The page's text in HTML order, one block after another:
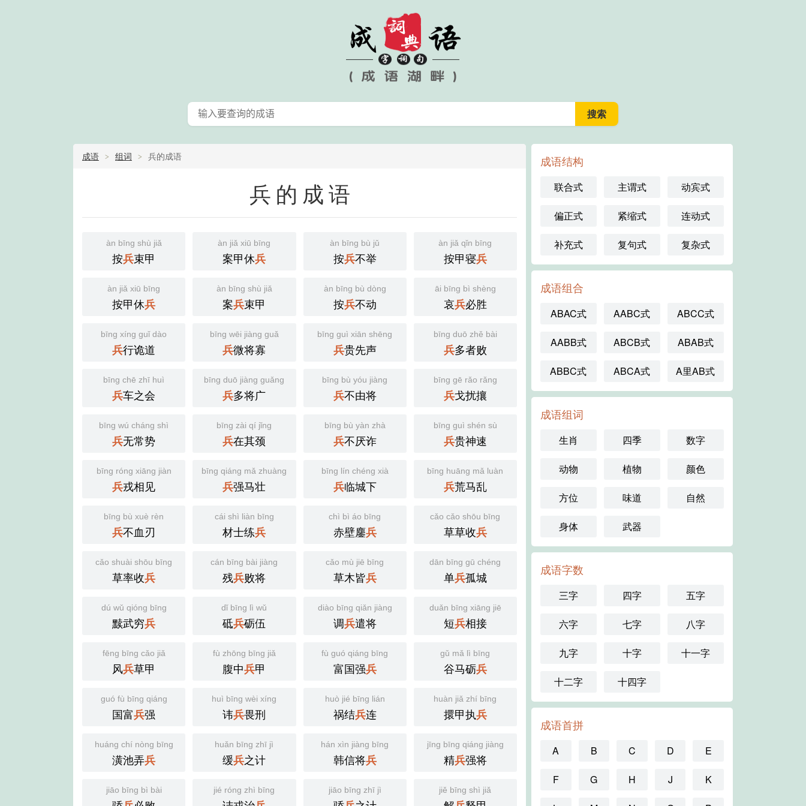
成语 组词 兵的成语
兵的成语
àn bīng shù jiǎ
按兵束甲
àn jiǎ xiū bīng
案甲休兵
àn bīng bù jǔ
按兵不举
àn jiǎ qǐn bīng
按甲寝兵
àn jiǎ xiū bīng
按甲休兵
àn bīng shù jiǎ
案兵束甲
àn bīng bù dòng
按兵不动
āi bīng bì shèng
哀兵必胜
bīng xíng guǐ dào
兵行诡道
bīng wēi jiàng guǎ
兵微将寡
bīng guì xiān shēng
兵贵先声
bīng duō zhě bài
兵多者败
bīng chē zhī huì
兵车之会
bīng duō jiàng guǎng
兵多将广
bīng bù yóu jiàng
兵不由将
bīng gē rǎo rǎng
兵戈扰攘
bīng wú cháng shì
兵无常势
bīng zài qí jǐng
兵在其颈
bīng bù yàn zhà
兵不厌诈
bīng guì shén sù
兵贵神速
bīng róng xiāng jiàn
兵戎相见
bīng qiáng mǎ zhuàng
兵强马壮
bīng lín chéng xià
兵临城下
bīng huāng mǎ luàn
兵荒马乱
bīng bù xuè rèn
兵不血刃
cái shì liàn bīng
材士练兵
chì bì áo bīng
赤壁鏖兵
cǎo cǎo shōu bīng
草草收兵
cǎo shuài shōu bīng
草率收兵
cán bīng bài jiàng
残兵败将
cǎo mù jiē bīng
草木皆兵
dān bīng gū chéng
单兵孤城
dú wǔ qióng bīng
黩武穷兵
dǐ bīng lì wǔ
砥兵砺伍
diào bīng qiǎn jiàng
调兵遣将
duǎn bīng xiāng jiē
短兵相接
fēng bīng cǎo jiǎ
风兵草甲
fù zhōng bīng jiǎ
腹中兵甲
fù guó qiáng bīng
富国强兵
gǔ mǎ lì bīng
谷马砺兵
guó fù bīng qiáng
国富兵强
huì bīng wèi xíng
讳兵畏刑
huò jié bīng lián
祸结兵连
huàn jiǎ zhí bīng
擐甲执兵
huáng chí nòng bīng
潢池弄兵
huǎn bīng zhī jì
缓兵之计
hán xìn jiàng bīng
韩信将兵
jīng bīng qiáng jiàng
精兵强将
jiāo bīng bì bài jié róng zhì bīng jiāo bīng zhī jì jiě bīng shì jiǎ
成语结构
联合式 主谓式 动宾式
偏正式 紧缩式 连动式
补充式 复句式 复杂式
成语组合
ABAC式 AABC式 ABCC式
AABB式 ABCB式 ABAB式
ABBC式 ABCA式 A里AB式
成语组词
生肖 四季 数字
动物 植物 颜色
方位 味道 自然
身体 武器
成语字数
三字 四字 五字
六字 七字 八字
九字 十字 十一字
十二字 十四字
成语首拼
A B C D E
F G H J K